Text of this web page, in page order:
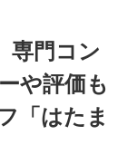
専門コン
や評価も
「はたま